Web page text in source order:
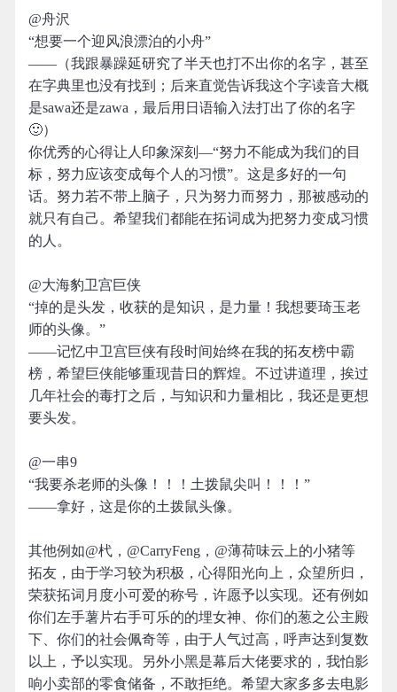
@舟沢
“想要一个迎风浪漂泊的小舟”
——（我跟暴躁延研究了半天也打不出你的名字，甚至
在字典里也没有找到；后来直觉告诉我这个字读音大概
是sawa还是zawa，最后用日语输入法打出了你的名字
🙂）
你优秀的心得让人印象深刻—“努力不能成为我们的目
标，努力应该变成每个人的习惯”。这是多好的一句
话。努力若不带上脑子，只为努力而努力，那被感动的
就只有自己。希望我们都能在拓词成为把努力变成习惯
的人。
@大海豹卫宫巨侠
“掉的是头发，收获的是知识，是力量！我想要琦玉老
师的头像。”
——记忆中卫宫巨侠有段时间始终在我的拓友榜中霸
榜，希望巨侠能够重现昔日的辉煌。不过讲道理，挨过
几年社会的毒打之后，与知识和力量相比，我还是更想
要头发。
@一串9
“我要杀老师的头像！！！土拨鼠尖叫！！！”
——拿好，这是你的土拨鼠头像。
其他例如@杙，@CarryFeng，@薄荷味云上的小猪等
拓友，由于学习较为积极，心得阳光向上，众望所归，
荣获拓词月度小可爱的称号，许愿予以实现。还有例如
你们左手薯片右手可乐的的埋女神、你们的葱之公主殿
下、你们的社会佩奇等，由于人气过高，呼声达到复数
以上，予以实现。另外小黑是幕后大佬要求的，我怕影
响小卖部的零食储备，不敢拒绝。希望大家多多去电影